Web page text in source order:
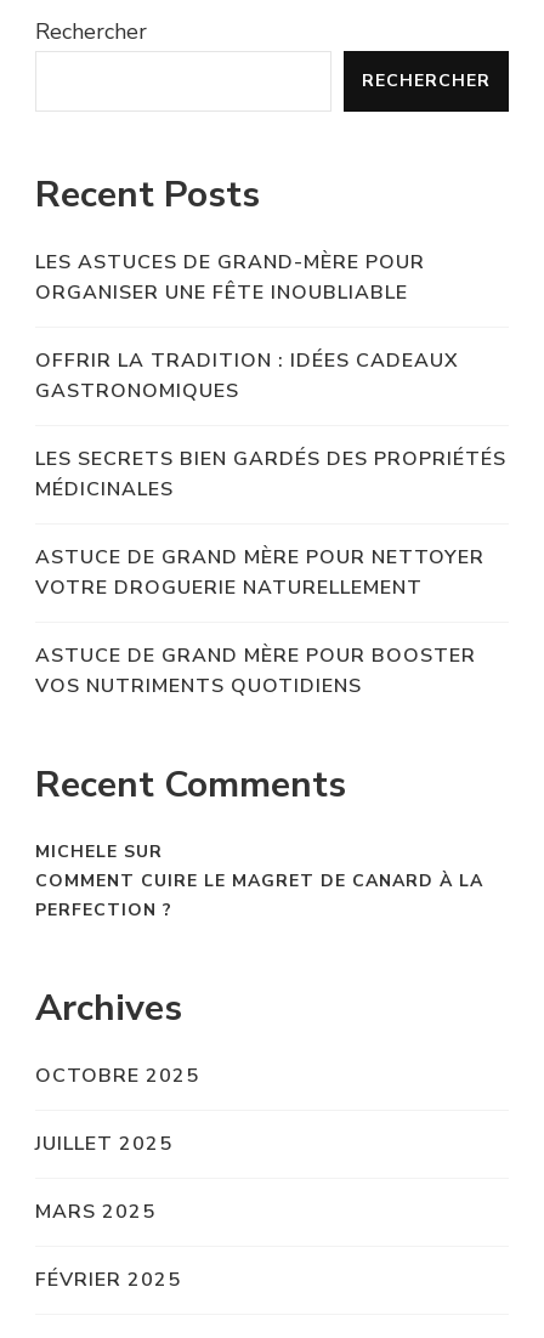
Rechercher
RECHERCHER
Recent Posts
LES ASTUCES DE GRAND-MÈRE POUR
ORGANISER UNE FÊTE INOUBLIABLE
OFFRIR LA TRADITION : IDÉES CADEAUX
GASTRONOMIQUES
LES SECRETS BIEN GARDÉS DES PROPRIÉTÉS
MÉDICINALES
ASTUCE DE GRAND MÈRE POUR NETTOYER
VOTRE DROGUERIE NATURELLEMENT
ASTUCE DE GRAND MÈRE POUR BOOSTER
VOS NUTRIMENTS QUOTIDIENS
Recent Comments
MICHELE SUR
COMMENT CUIRE LE MAGRET DE CANARD À LA
PERFECTION ?
Archives
OCTOBRE 2025
JUILLET 2025
MARS 2025
FÉVRIER 2025